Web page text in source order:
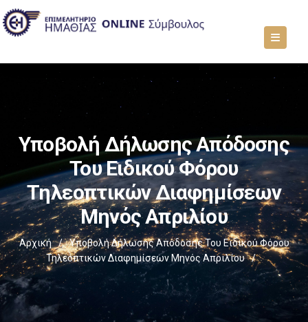
Υποβολή Δήλωσης Απόδοσης
Του Ειδικού Φόρου
Τηλεοπτικών Διαφημίσεων
Μηνός Απριλίου
Αρχική /
Υποβολή Δήλωσης Απόδοσης Του Ειδικού Φόρου
Τηλεοπτικών Διαφημίσεων Μηνός Απριλίου
/